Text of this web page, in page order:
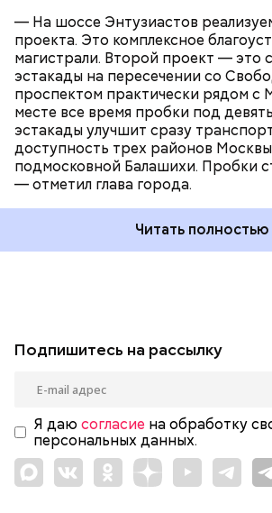
— На шоссе Энтузиастов
проекта. Это комплексное
магистрали. Второй проект — это
эстакады на пересечении со
проспектом практически рядом с
месте все время пробки под
эстакады улучшит сразу
доступность трех районов
подмосковной Балашихи. Пробки
— отметил глава города.
Читать полностью
Подпишитесь на рассылку
Я даю согласие на обработку
персональных данных.